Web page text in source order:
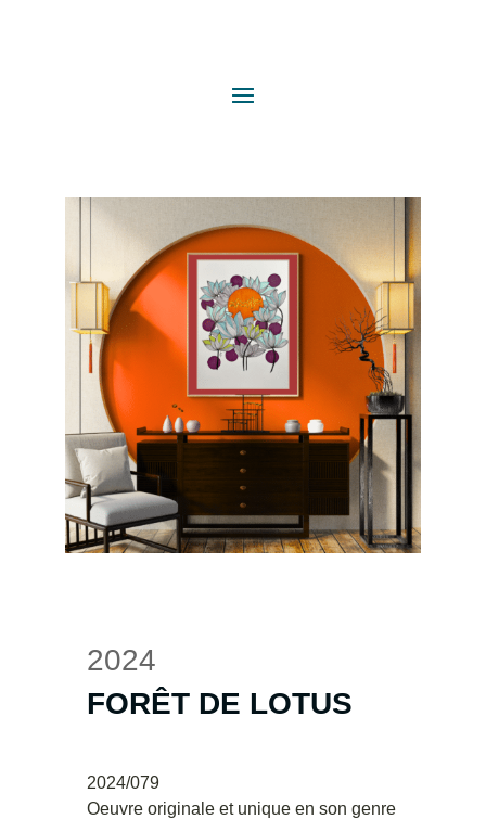
2024
FORÊT DE LOTUS
2024/079
Oeuvre originale et unique en son genre